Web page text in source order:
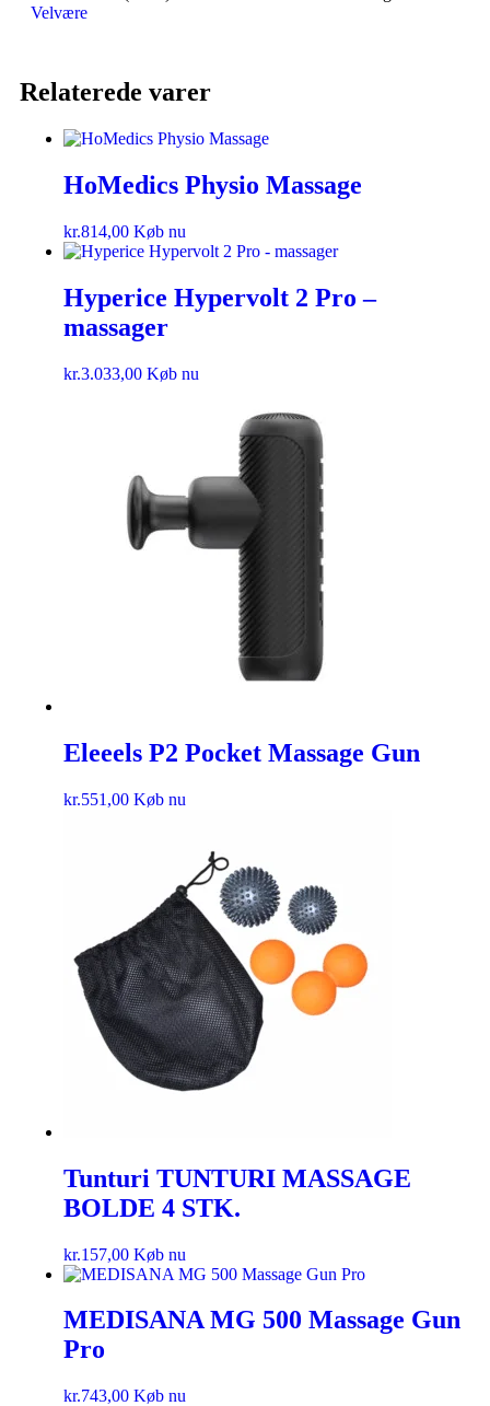
Velvære
Relaterede varer
HoMedics Physio Massage
kr.814,00 Køb nu
Hyperice Hypervolt 2 Pro –
massager
kr.3.033,00 Køb nu
Eleeels P2 Pocket Massage Gun
kr.551,00 Køb nu
Tunturi TUNTURI MASSAGE
BOLDE 4 STK.
kr.157,00 Køb nu
MEDISANA MG 500 Massage Gun
Pro
kr.743,00 Køb nu